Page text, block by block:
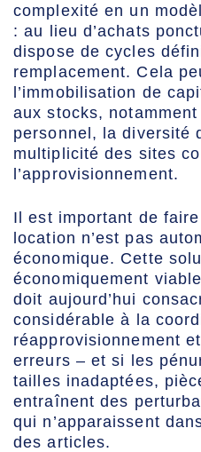
complexité en un
: au lieu d’achats
dispose de cycles
remplacement. Cela
l’immobilisation de
aux stocks,
personnel, la diversité
multiplicité des sites
l’approvisionnement.
Il est important de
location n’est pas
économique. Cette
économiquement
doit aujourd’hui
considérable à la
réapprovisionnement
erreurs – et si les
tailles inadaptées,
entraînent des
qui n’apparaissent
des articles.